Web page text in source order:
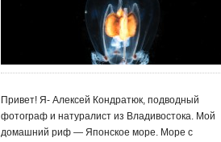
Привет! Я- Алексей Кондратюк, подводный
фотограф и натуралист из Владивостока. Мой
домашний риф — Японское море. Море с